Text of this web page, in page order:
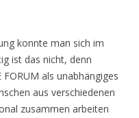
konnte man sich im
ist das nicht, denn
als unabhängiges
aus verschiedenen
zusammen arbeiten